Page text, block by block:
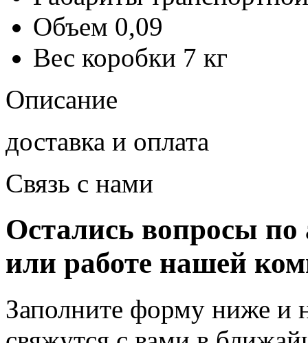
Объем 0,09
Вес коробки 7 кг
Описание
доставка и оплата
Связь с нами
Остались вопросы по
или работе нашей
Заполните форму ниже и